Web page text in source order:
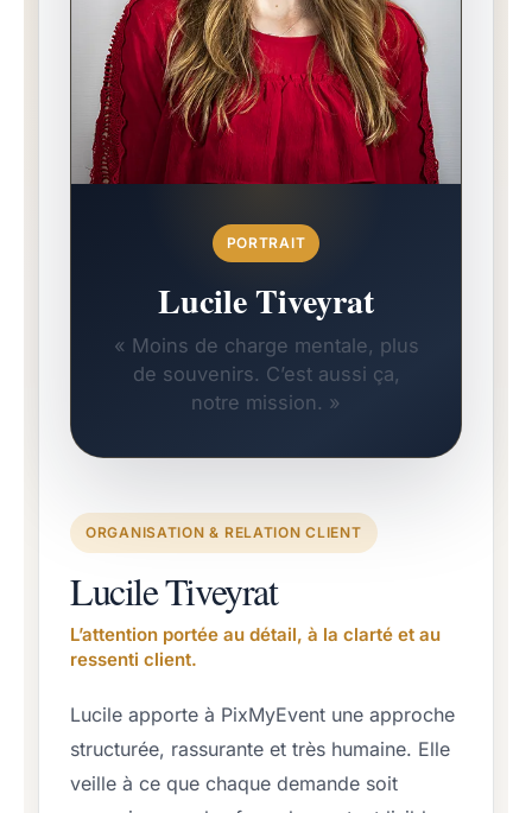
PORTRAIT
Lucile Tiveyrat
« Moins de charge mentale, plus
de souvenirs. C’est aussi ça,
notre mission. »
ORGANISATION & RELATION CLIENT
Lucile Tiveyrat
L’attention portée au détail, à la clarté et au
ressenti client.
Lucile apporte à PixMyEvent une approche
structurée, rassurante et très humaine. Elle
veille à ce que chaque demande soit